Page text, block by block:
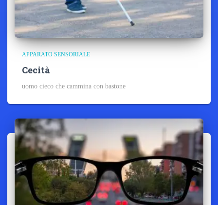
APPARATO SENSORIALE
Cecità
uomo cieco che cammina con bastone